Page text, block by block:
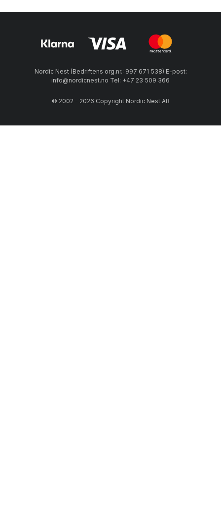
Nordic Nest (Bedriftens org.nr.: 997 671 538) E-post:
info@nordicnest.no Tel: +47 23 509 366
© 2002 - 2026 Copyright Nordic Nest AB